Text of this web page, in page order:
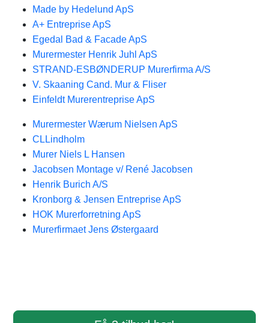
Made by Hedelund ApS
A+ Entreprise ApS
Egedal Bad & Facade ApS
Murermester Henrik Juhl ApS
STRAND-ESBØNDERUP Murerfirma A/S
V. Skaaning Cand. Mur & Fliser
Einfeldt Murerentreprise ApS
Murermester Wærum Nielsen ApS
CLLindholm
Murer Niels L Hansen
Jacobsen Montage v/ René Jacobsen
Henrik Burich A/S
Kronborg & Jensen Entreprise ApS
HOK Murerforretning ApS
Murerfirmaet Jens Østergaard